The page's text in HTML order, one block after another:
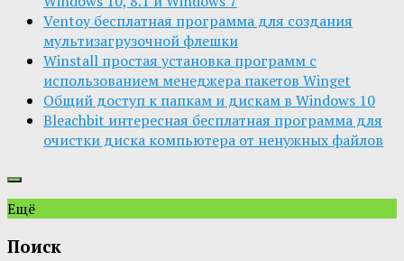
Ventoy бесплатная программа для создания
мультизагрузочной флешки
Winstall простая установка программ с
использованием менеджера пакетов Winget
Общий доступ к папкам и дискам в Windows 10
Bleachbit интересная бесплатная программа для
очистки диска компьютера от ненужных файлов
Ещё
Поиск